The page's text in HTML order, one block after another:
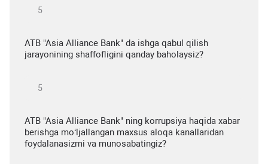
ATB "Asia Alliance Bank" da ishga qabul qilish
jarayonining shaffofligini qanday baholaysiz?
ATB "Asia Alliance Bank" ning korrupsiya haqida xabar
berishga mo‘ljallangan maxsus aloqa kanallaridan
foydalanasizmi va munosabatingiz?